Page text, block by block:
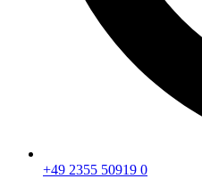
+49 2355 50919 0